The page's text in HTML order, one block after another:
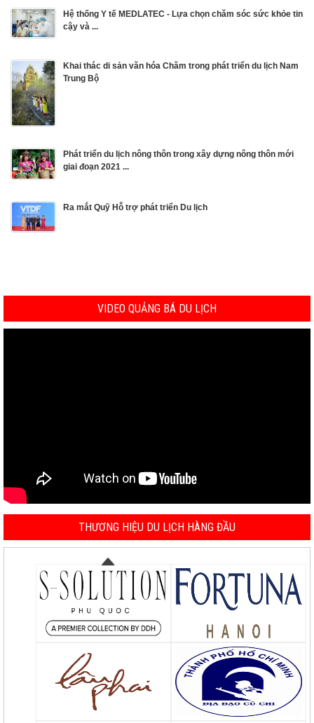
Hệ thống Y tế MEDLATEC - Lựa chọn chăm sóc sức khỏe tin
cậy và ...
Khai thác di sản văn hóa Chăm trong phát triển du lịch Nam
Trung Bộ
Phát triển du lịch nông thôn trong xây dựng nông thôn mới
giai đoạn 2021 ...
Ra mắt Quỹ Hỗ trợ phát triển Du lịch
VIDEO QUẢNG BÁ DU LỊCH
THƯƠNG HIỆU DU LỊCH HÀNG ĐẦU